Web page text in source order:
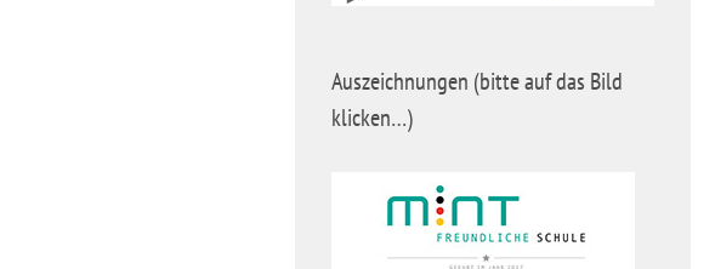
Auszeichnungen (bitte auf das Bild
klicken…)